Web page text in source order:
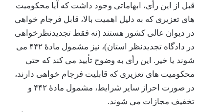
قبل از این رأی، ابهاماتی وجود داشت که آیا محکومیت
های تعزیری که به دلیل اهمیت بالا، قابل فرجام خواهی
در دیوان عالی کشور هستند (نه فقط تجدیدنظرخواهی
در دادگاه تجدیدنظر استان)، نیز مشمول مادۀ ۴۴۲ می
شوند یا خیر. این رأی به وضوح تأیید می کند که حتی
محکومیت های تعزیری که قابلیت فرجام خواهی دارند،
در صورت احراز سایر شرایط، مشمول مادۀ ۴۴۲ و
تخفیف مجازات می شوند.